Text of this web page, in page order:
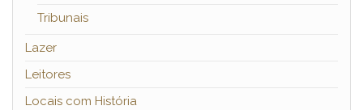
Tribunais
Lazer
Leitores
Locais com História